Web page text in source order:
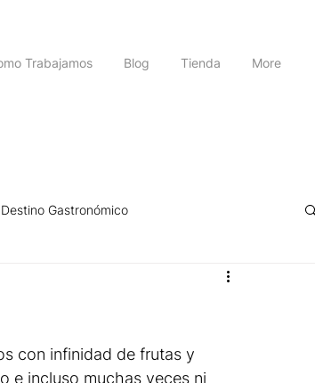
Trabajamos Blog Tienda More
Destino Gastronómico
Nutrición
con infinidad de frutas y
e incluso muchas veces ni